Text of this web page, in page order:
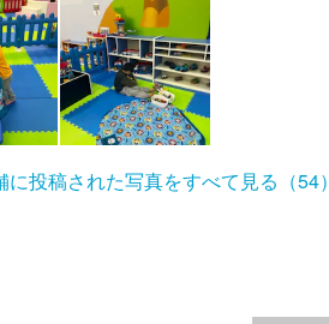
に投稿された写真をすべて見る（54）